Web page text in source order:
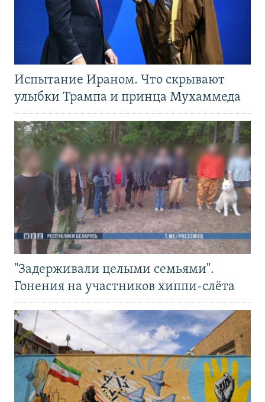
Испытание Ираном. Что скрывают
улыбки Трампа и принца Мухаммеда
"Задерживали целыми семьями".
Гонения на участников хиппи-слёта